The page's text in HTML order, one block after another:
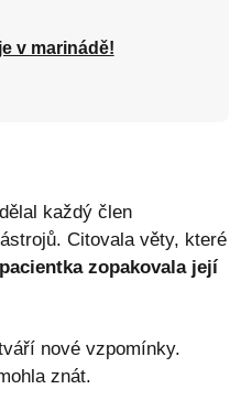
v marinádě!
každý člen
Citovala věty, které
zopakovala její
nové vzpomínky.
znát.